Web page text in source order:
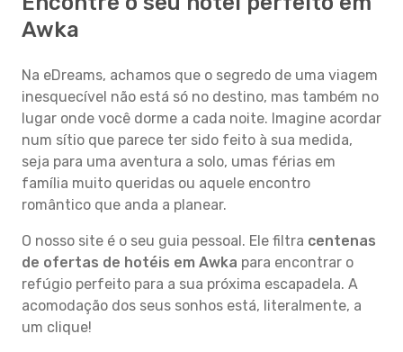
Awka
Na eDreams, achamos que o segredo de uma viagem
inesquecível não está só no destino, mas também no
lugar onde você dorme a cada noite. Imagine acordar
num sítio que parece ter sido feito à sua medida,
seja para uma aventura a solo, umas férias em
família muito queridas ou aquele encontro
romântico que anda a planear.
O nosso site é o seu guia pessoal. Ele filtra centenas
de ofertas de hotéis em Awka para encontrar o
refúgio perfeito para a sua próxima escapadela. A
acomodação dos seus sonhos está, literalmente, a
um clique!